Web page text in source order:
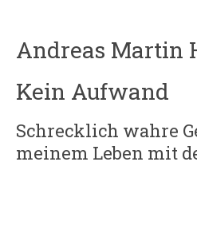
Andreas Martin
Kein Aufwand
Schrecklich wahre
meinem Leben mit